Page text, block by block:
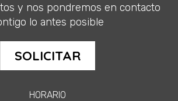
y nos pondremos en contacto
lo antes posible
SOLICITAR
HORARIO